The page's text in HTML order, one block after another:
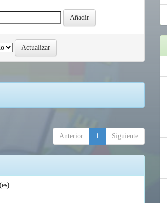
Anterior 1 Siguiente